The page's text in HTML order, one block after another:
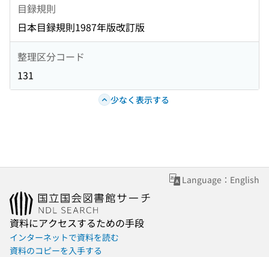
目録規則
日本目録規則1987年版改訂版
整理区分コード
131
少なく表示する
Language：English
資料にアクセスするための手段
インターネットで資料を読む
資料のコピーを入手する